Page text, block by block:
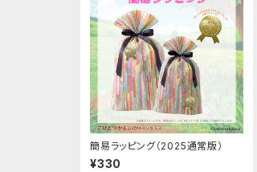
簡易ラッピング（2025通常版）
¥330